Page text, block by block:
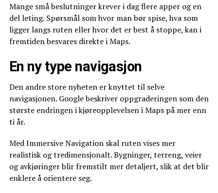
Mange små beslutninger krever i dag flere apper og en
del leting. Spørsmål som hvor man bør spise, hva som
ligger langs ruten eller hvor det er best å stoppe, kan i
fremtiden besvares direkte i Maps.
En ny type navigasjon
Den andre store nyheten er knyttet til selve
navigasjonen. Google beskriver oppgraderingen som den
største endringen i kjøreopplevelsen i Maps på mer enn
ti år.
Med Immersive Navigation skal ruten vises mer
realistisk og tredimensjonalt. Bygninger, terreng, veier
og avkjøringer blir fremstilt mer detaljert, slik at det blir
enklere å orientere seg.